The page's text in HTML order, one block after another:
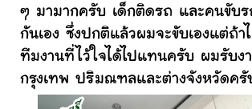
ๆ มามากครับ เด็กติดรถ และคนขับ
กันเอง ซึ่งปกติแล้วผมจะขับเองแต่ถ้า
ทีมงานที่ไว้ใจได้ไปแทนครับ ผมรับงา
กรุงเทพ ปริมณฑลและต่างจังหวัดครั